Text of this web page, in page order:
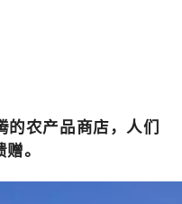
的农产品商店，人们
。